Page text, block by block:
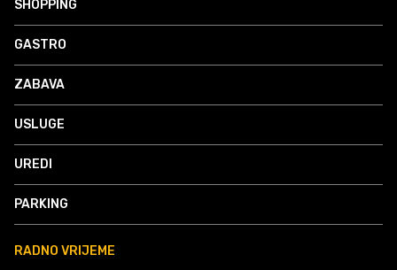
SHOPPING
GASTRO
ZABAVA
USLUGE
UREDI
PARKING
RADNO VRIJEME